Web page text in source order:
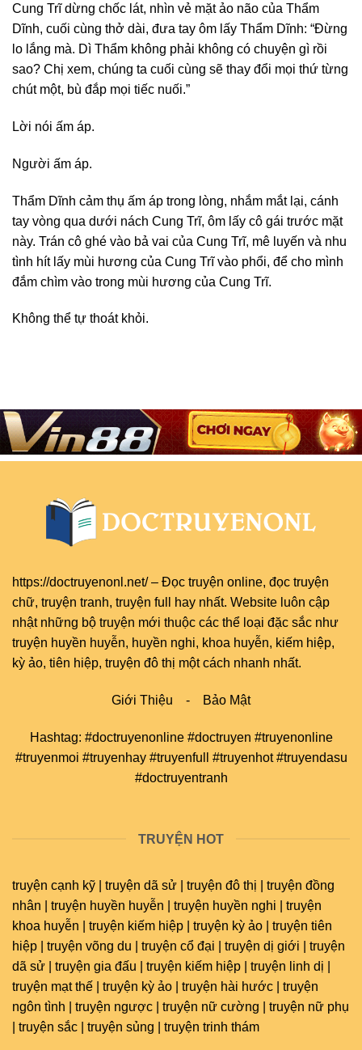
Cung Trĩ dừng chốc lát, nhìn vẻ mặt ảo não của Thẩm
Dĩnh, cuối cùng thở dài, đưa tay ôm lấy Thẩm Dĩnh: “Đừng
lo lắng mà. Dì Thẩm không phải không có chuyện gì rồi
sao? Chị xem, chúng ta cuối cùng sẽ thay đổi mọi thứ từng
chút một, bù đắp mọi tiếc nuối.”
Lời nói ấm áp.
Người ấm áp.
Thẩm Dĩnh cảm thụ ấm áp trong lòng, nhắm mắt lại, cánh
tay vòng qua dưới nách Cung Trĩ, ôm lấy cô gái trước mặt
này. Trán cô ghé vào bả vai của Cung Trĩ, mê luyến và nhu
tình hít lấy mùi hương của Cung Trĩ vào phổi, để cho mình
đắm chìm vào trong mùi hương của Cung Trĩ.
Không thể tự thoát khỏi.
https://doctruyenonl.net/– Đọc truyện online, đọc truyện
chữ, truyện tranh, truyện full
hay nhất. Website luôn cập
nhật những bộ truyện mới thuộc các thể loại đặc sắc như
truyện huyền huyễn, huyền nghi, khoa huyễn, kiếm hiệp,
kỳ ảo, tiên hiệp, truyện đô thị một cách nhanh nhất.
Giới Thiệu - Bảo Mật
Hashtag: #doctruyenonline #doctruyen #truyenonline
#truyenmoi #truyenhay #truyenfull #truyenhot #truyendasu
#doctruyentranh
TRUYỆN HOT
truyện cạnh kỹ | truyện dã sử | truyện đô thị | truyện đồng
nhân | truyện huyền huyễn | truyện huyền nghi | truyện
khoa huyễn | truyện kiếm hiệp | truyện kỳ ảo | truyện tiên
hiệp | truyện võng du | truyện cổ đại | truyện dị giới | truyện
dã sử | truyện gia đấu | truyện kiếm hiệp | truyện linh dị |
truyện mạt thế | truyện kỳ ảo | truyện hài hước | truyện
ngôn tình | truyện ngược | truyện nữ cường | truyện nữ phụ
| truyện sắc | truyện sủng | truyện trinh thám